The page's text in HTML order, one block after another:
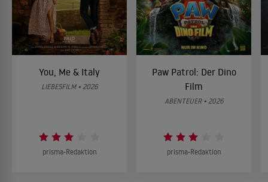
You, Me & Italy
LIEBESFILM • 2026
prisma-Redaktion
Paw Patrol: Der Dino
Film
ABENTEUER • 2026
prisma-Redaktion